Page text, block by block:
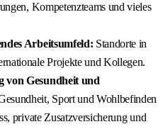
Kompetenzteams und vieles
Arbeitsumfeld: Standorte in
Projekte und Kollegen.
von Gesundheit und
Sport und Wohlbefinden
private Zusatzversicherung und